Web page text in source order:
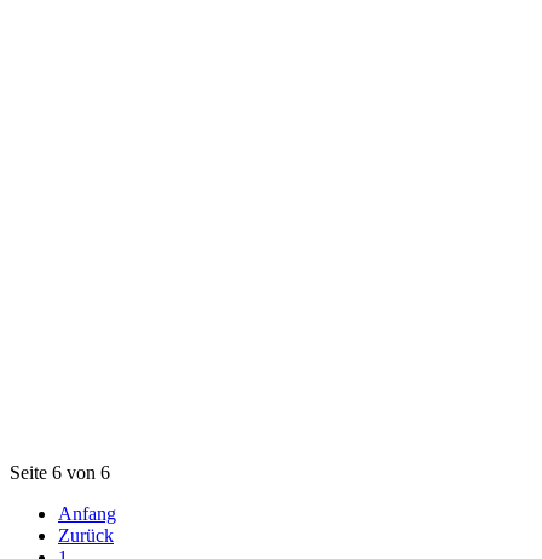
Navigation überspringen